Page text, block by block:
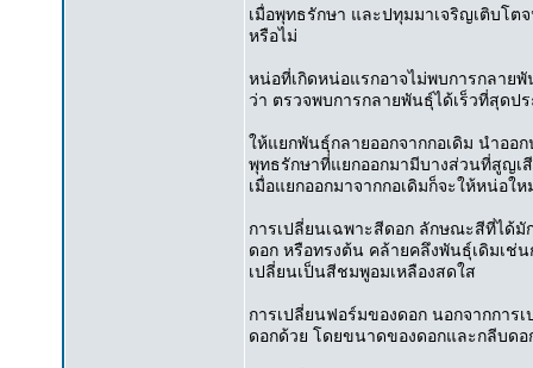
เมื่อพุทธรักษา และปทุมมาเจริญเติบโ
หรือไม่
หน่อที่เกิดหน่อแรกอาจไม่พบการกลาย
ว่า ตรวจพบการกลายพันธุ์ได้เร็วที่สุด
ให้แยกพันธุ์กลายออกจากกอเดิม นำออ
พุทธรักษาที่แยกออกมามีบางส่วนที่สูญ
เมื่อแยกออกมาจากกอเดิมก็จะให้หน่อ
การเปลี่ยนเฉพาะสีดอก ลักษณะสีที่ได้
ดอก หรือทรงต้น คล้ายคลึงพันธุ์เดิมเช่
เปลี่ยนเป็นสีชมพูอมเหลืองสดใส
การเปลี่ยนฟอร์มของดอก นอกจากกา
ดอกด้วย โดยขนาดของดอกและกลีบดอ